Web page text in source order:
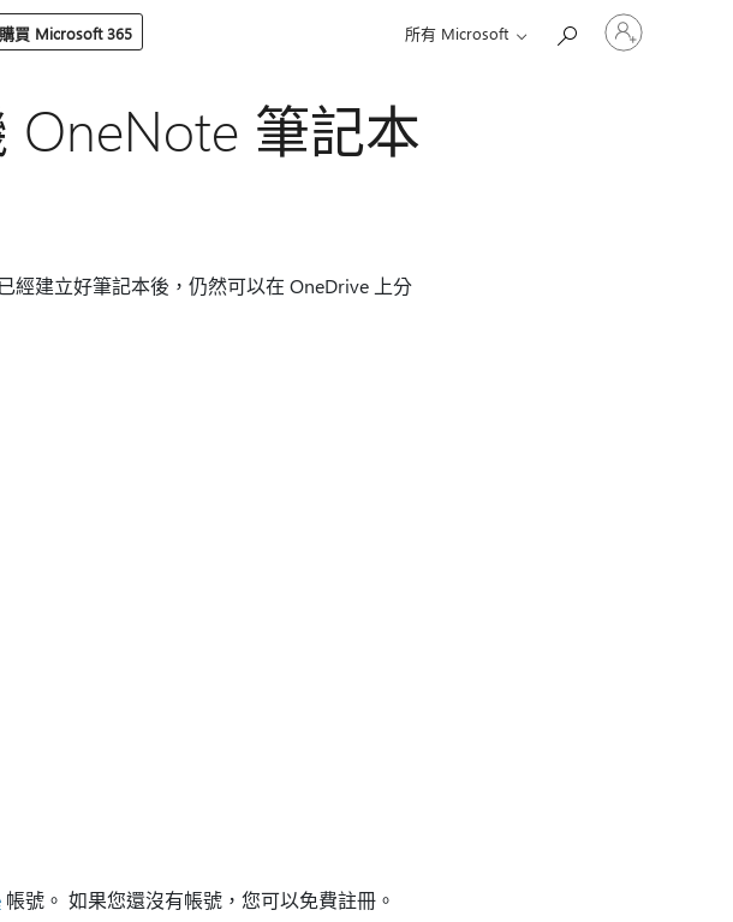
購買 Microsoft 365 所有 Microsoft
登
入
OneNote 筆記本
經建立好筆記本後，仍然可以在 OneDrive 上分
帳號。 如果您還沒有帳號，您可以免費註冊。